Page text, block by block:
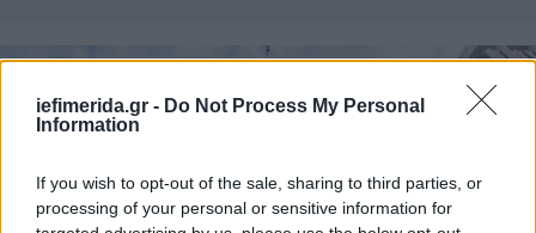
iefimerida.gr - Do Not Process My Personal
Information
If you wish to opt-out of the sale, sharing to third parties, or
processing of your personal or sensitive information for